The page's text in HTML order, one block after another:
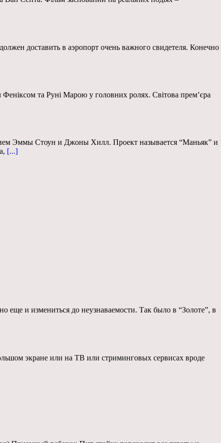
доставить в аэропорт очень важного свидетеля. Конечно
Феніксом та Руні Марою у головних ролях. Світова прем’єра
Эммы Стоун и Джоны Хилл. Проект называется “Маньяк” и
[...]
и измениться до неузнаваемости. Так было в “Золоте”, в
экране или на ТВ или стриминговых сервисах вроде